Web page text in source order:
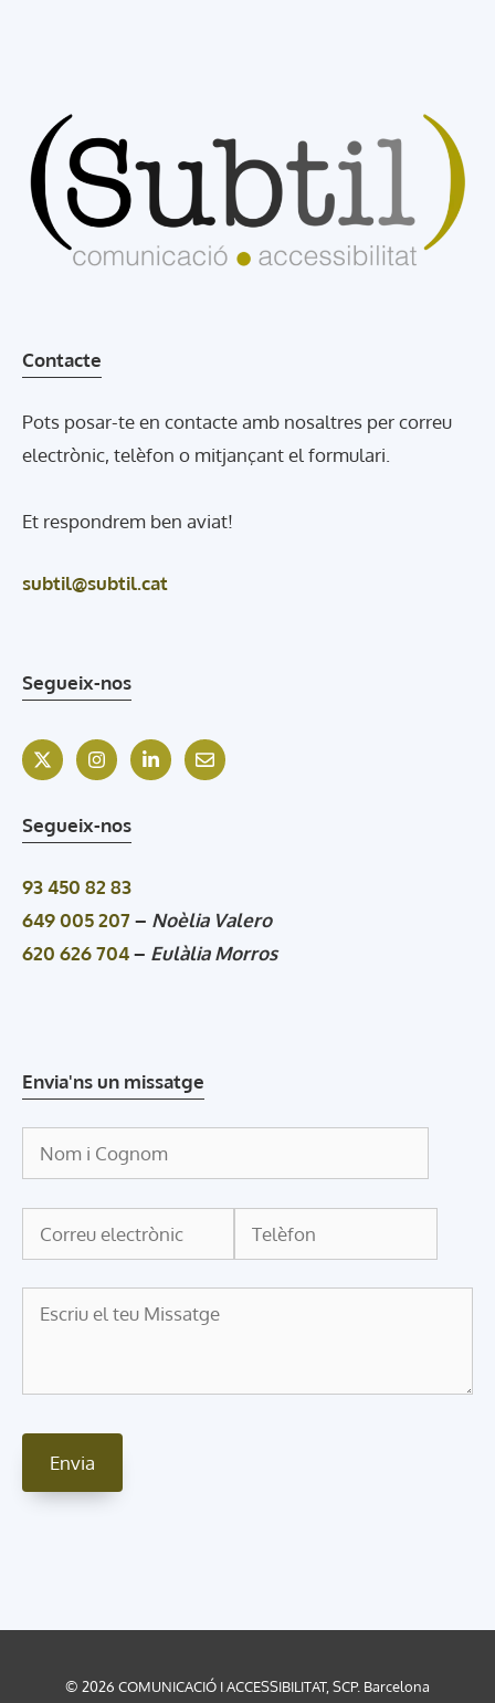
Contacte
Pots posar-te en contacte amb nosaltres per correu
electrònic, telèfon o mitjançant el formulari.
Et respondrem ben aviat!
subtil@subtil.cat
Segueix-nos
Segueix-nos
93 450 82 83
649 005 207– Noèlia Valero
620 626 704– Eulàlia Morros
Envia'ns un missatge
© 2026 COMUNICACIÓ I ACCESSIBILITAT, SCP. Barcelona